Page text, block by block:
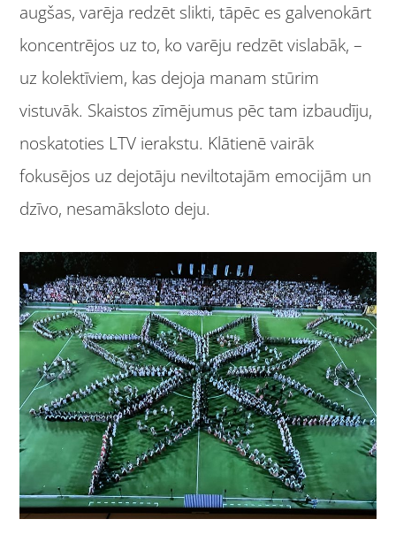
augšas, varēja redzēt slikti, tāpēc es galvenokārt
koncentrējos uz to, ko varēju redzēt vislabāk, –
uz kolektīviem, kas dejoja manam stūrim
vistuvāk. Skaistos zīmējumus pēc tam izbaudīju,
noskatoties LTV ierakstu. Klātienē vairāk
fokusējos uz dejotāju neviltotajām emocijām un
dzīvo, nesamāksloto deju.